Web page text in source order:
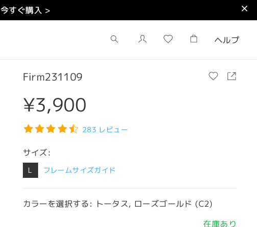
今すぐ購入 >
ヘルプ
Firm231109
¥3,900
283 レビュー
サイズ:
L フレームサイズガイド
カラーを選択する: トータス, ローズゴールド (C2)
在庫あり